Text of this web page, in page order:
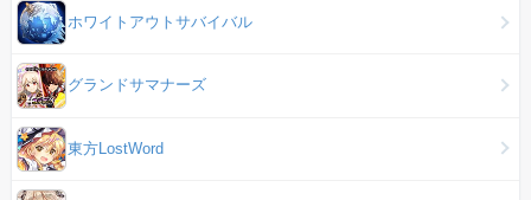
ホワイトアウトサバイバル
グランドサマナーズ
東方LostWord